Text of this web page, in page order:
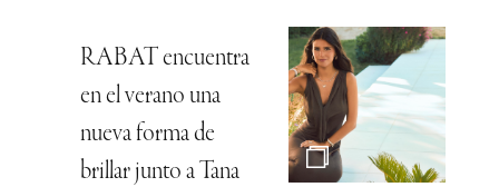
RABAT encuentra
en el verano una
nueva forma de
brillar junto a Tana